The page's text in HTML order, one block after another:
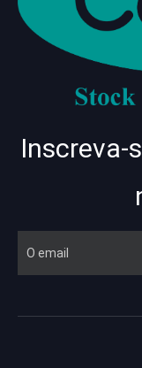
Inscreva-